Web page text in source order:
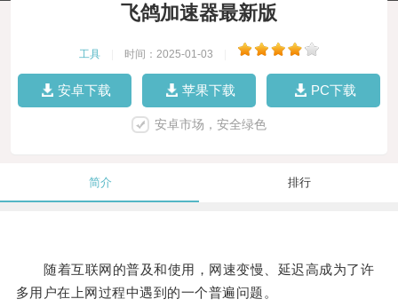
飞鸽加速器最新版
工具 时间：2025-01-03
安卓下载 苹果下载 PC下载
安卓市场，安全绿色
简介 排行
随着互联网的普及和使用，网速变慢、延迟高成为了许
多用户在上网过程中遇到的一个普遍问题。